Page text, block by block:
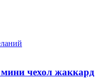
чехол жаккард